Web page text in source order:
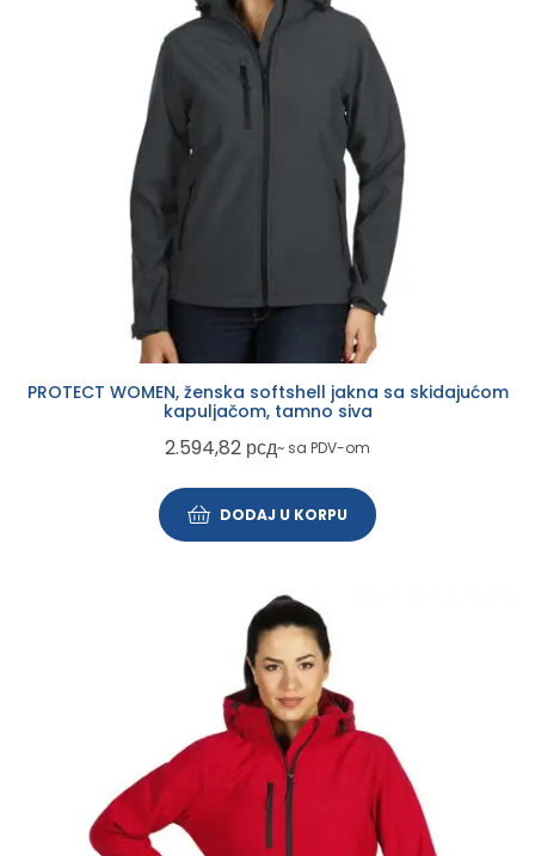
PROTECT WOMEN, ženska softshell jakna sa skidajućom
kapuljačom, tamno siva
2.594,82 рсд~ sa PDV-om
DODAJ U KORPU